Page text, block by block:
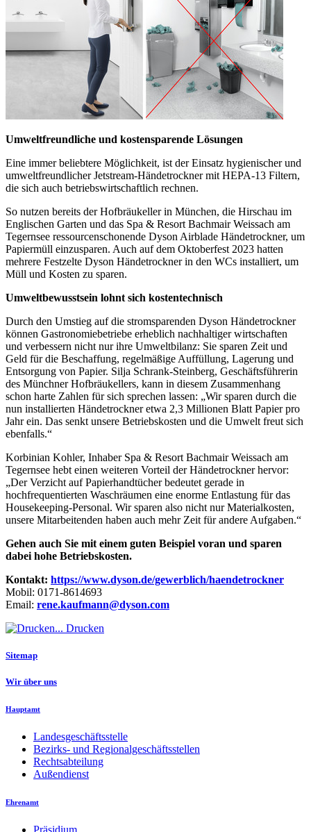
Umweltfreundliche und kostensparende Lösungen
Eine immer beliebtere Möglichkeit, ist der Einsatz hygienischer und
umweltfreundlicher Jetstream-Händetrockner mit HEPA-13 Filtern,
die sich auch betriebswirtschaftlich rechnen.
So nutzen bereits der Hofbräukeller in München, die Hirschau im
Englischen Garten und das Spa & Resort Bachmair Weissach am
Tegernsee ressourcenschonende Dyson Airblade Händetrockner, um
Papiermüll einzusparen. Auch auf dem Oktoberfest 2023 hatten
mehrere Festzelte Dyson Händetrockner in den WCs installiert, um
Müll und Kosten zu sparen.
Umweltbewusstsein lohnt sich kostentechnisch
Durch den Umstieg auf die stromsparenden Dyson Händetrockner
können Gastronomiebetriebe erheblich nachhaltiger wirtschaften
und verbessern nicht nur ihre Umweltbilanz: Sie sparen Zeit und
Geld für die Beschaffung, regelmäßige Auffüllung, Lagerung und
Entsorgung von Papier. Silja Schrank-Steinberg, Geschäftsführerin
des Münchner Hofbräukellers, kann in diesem Zusammenhang
schon harte Zahlen für sich sprechen lassen: „Wir sparen durch die
nun installierten Händetrockner etwa 2,3 Millionen Blatt Papier pro
Jahr ein. Das senkt unsere Betriebskosten und die Umwelt freut sich
ebenfalls.“
Korbinian Kohler, Inhaber Spa & Resort Bachmair Weissach am
Tegernsee hebt einen weiteren Vorteil der Händetrockner hervor:
„Der Verzicht auf Papierhandtücher bedeutet gerade in
hochfrequentierten Waschräumen eine enorme Entlastung für das
Housekeeping-Personal. Wir sparen also nicht nur Materialkosten,
unsere Mitarbeitenden haben auch mehr Zeit für andere Aufgaben.“
Gehen auch Sie mit einem guten Beispiel voran und sparen
dabei hohe Betriebskosten.
Kontakt: https://www.dyson.de/gewerblich/haendetrockner
Mobil: 0171-8614693
Email: rene.kaufmann@dyson.com
Drucken
Sitemap
Wir über uns
Hauptamt
Landesgeschäftsstelle
Bezirks- und Regionalgeschäftsstellen
Rechtsabteilung
Außendienst
Ehrenamt
Präsidium